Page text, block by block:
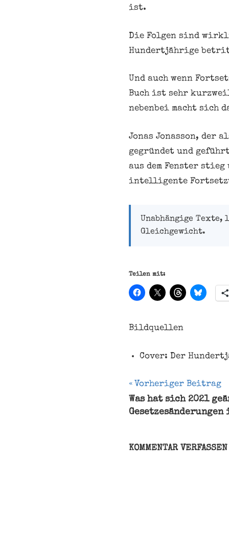
ist.
Die Folgen sind
Hundertjährige
Und auch wenn
Buch ist sehr
nebenbei macht sich
Jonas Jonasson, der
gegründet und
aus dem Fenster
intelligente
Unabhängige
Gleichgewicht.
Teilen mit:
Bildquellen
Cover: Der
Allan
Karlsson
Donald
Vorheriger Beitrag
Was hat sich 2021
KOMMENTAR VERFASSEN